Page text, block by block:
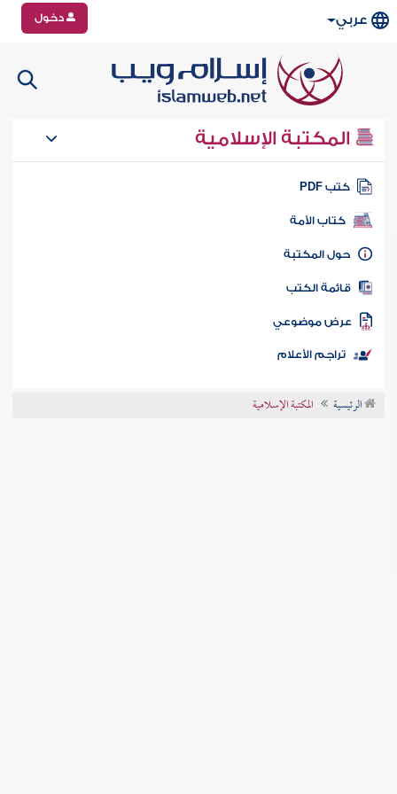
عربي دخول
المكتبة الإسلامية
كتب PDF
كتاب الأمة
المكتبة
الكتب
موضوعي
تراجم الأعلام
الرئيسية المكتبة الإسلامية